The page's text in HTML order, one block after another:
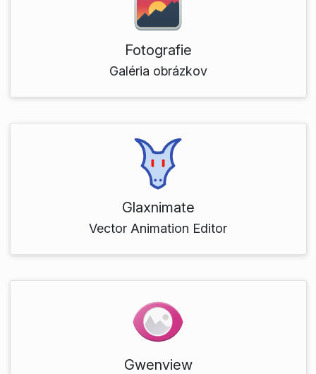
Fotografie
Galéria obrázkov
Glaxnimate
Vector Animation Editor
Gwenview